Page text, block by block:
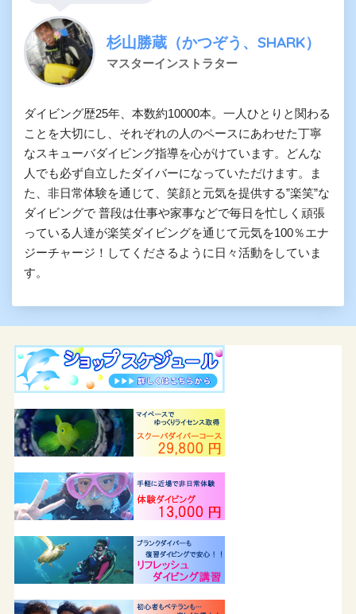
杉山勝蔵（かつぞう、SHARK）
マスターインストラター
ダイビング歴25年、本数約10000本。一人ひとりと関わる
ことを大切にし、それぞれの人のペースにあわせた丁寧
なスキューバダイビング指導を心がけています。どんな
人でも必ず自立したダイバーになっていただけます。ま
た、非日常体験を通じて、笑顔と元気を提供する”楽笑”な
ダイビングで 普段は仕事や家事などで毎日を忙しく頑張
っている人達が楽笑ダイビングを通じて元気を100％エナ
ジーチャージ！してくださるように日々活動をしていま
す。